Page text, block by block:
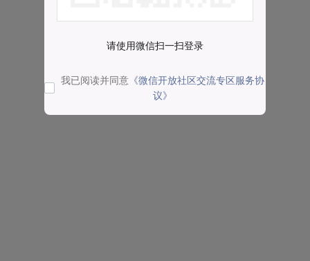
请使用微信扫一扫登录
我已阅读并同意 《微信开放社区交流专区服务协
议》